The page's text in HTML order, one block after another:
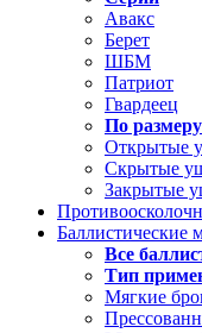
Авакс
Берет
ШБМ
Патриот
Гвардеец
По
Открытые
Скрытые
Закрытые
Баллистические
Все
Тип
Мягкие